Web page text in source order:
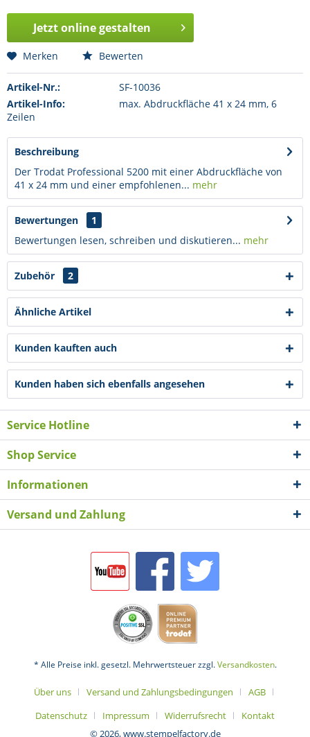
Jetzt online gestalten
Merken Bewerten
Artikel-Nr.:
SF-10036
Artikel-Info:
max. Abdruckfläche 41 x 24 mm, 6
Zeilen
Beschreibung
Der Trodat Professional 5200 mit einer Abdruckfläche von
41 x 24 mm und einer empfohlenen... mehr
Bewertungen
1
Bewertungen lesen, schreiben und diskutieren... mehr
Zubehör 2
Ähnliche Artikel
Kunden kauften auch
Kunden haben sich ebenfalls angesehen
Service Hotline
Shop Service
Informationen
Versand und Zahlung
* Alle Preise inkl. gesetzl. Mehrwertsteuer zzgl.Versandkosten.
Über uns Versand und Zahlungsbedingungen
AGB
Datenschutz
Impressum Widerrufsrecht
Kontakt
© 2026, www.stempelfactory.de